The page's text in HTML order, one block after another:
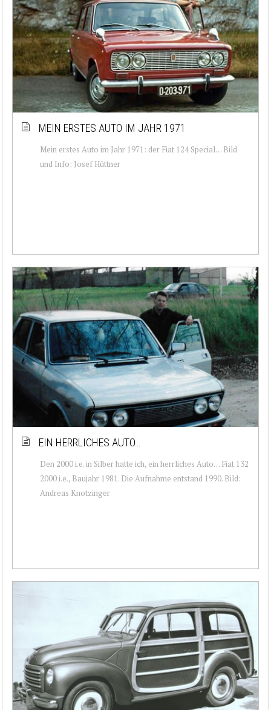
MEIN ERSTES AUTO IM JAHR 1971
Mein erstes Auto im Jahr 1971: der Fiat 124 Special… Bild
und Info: Josef Hüttner
EIN HERRLICHES AUTO…
Den 2000 i.e. in Silber hatte ich, ein herrliches Auto… Fiat 132
2000 i.e., Baujahr 1981. Die Aufnahme entstand 1990. Bild:
Andreas Knotzinger